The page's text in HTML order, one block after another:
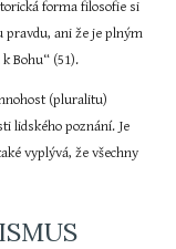
forma filosofie si
pravdu, ani že je plným
Bohu“ (51).
(pluralitu)
lidského poznání. Je
vyplývá, že všechny